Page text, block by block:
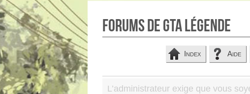
Forums de GTA Légende
Index Aide
L’administrateur exige que vous